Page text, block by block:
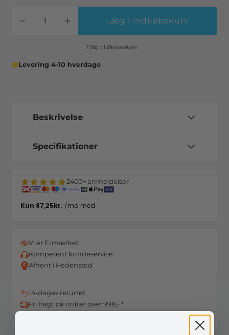
Læg i indkøbskurv
Tilføj til Ønskeskyen
Levering 4-10 hverdage
Beskrivelse
Specifikationer
2400+ anmeldelser
Vi er E-mærket
Kompetent kundeservice
Afhent i Hedensted
14-dages returret
Fri fragt på ordrer over 998,- *